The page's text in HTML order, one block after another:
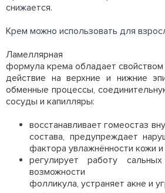
снижается.
Крем можно использовать для
Ламеллярная
формула крема обладает свойством
действие на верхние и нижние
обменные процессы,
сосуды и капилляры:
восстанавливает гомеостаз
состава, предупреждает
фактора увлажнённости кожи
регулирует работу
возможности
фолликула, устраняет акне и